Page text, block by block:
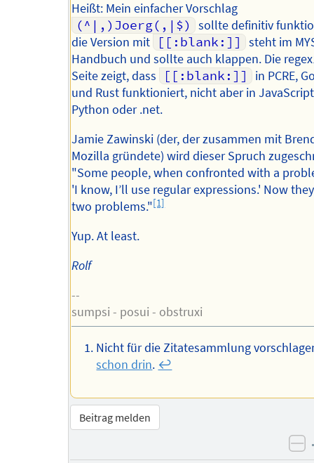
Heißt: Mein einfacher Vorschlag
(^|,)Joerg(,|$)
sollte definitiv
die Version mit
[[:blank:]]
steht im
Handbuch und sollte auch klappen. Die
Seite zeigt, dass
[[:blank:]]
in PCRE,
und Rust funktioniert, nicht aber in
Python oder .net.
Jamie Zawinski (der, der zusammen mit
Mozilla gründete) wird dieser Spruch
"Some people, when confronted with a
'I know, I’ll use regular expressions.' Now
two problems."[1]
Yup. At least.
Rolf
--
sumpsi - posui - obstruxi
Nicht für die Zitatesammlung
schon drin. ↩︎
Beitrag melden